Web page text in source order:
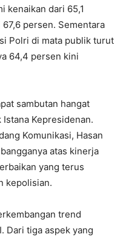
kenaikan dari 65,1
persen. Sementara
Polri di mata publik turut
64,4 persen kini
sambutan hangat
Kepresidenan.
Komunikasi, Hasan
atas kinerja
yang terus
kepolisian.
trend
Dari tiga aspek yang